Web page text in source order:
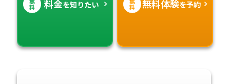
料 料金を知りたい 料 無料体験を予約